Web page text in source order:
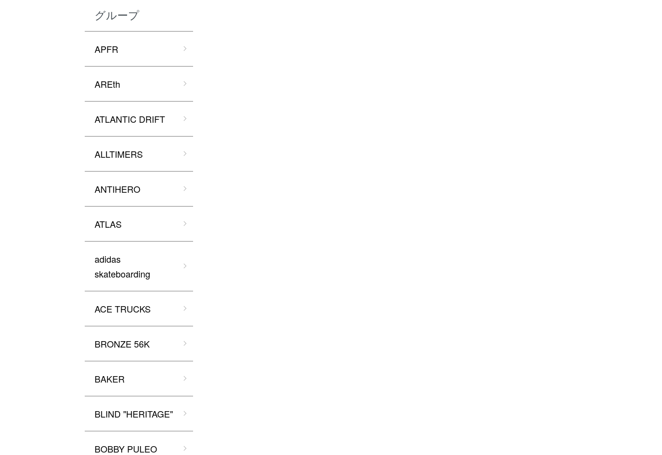
グループ
APFR
AREth
ATLANTIC DRIFT
ALLTIMERS
ANTIHERO
ATLAS
adidas
skateboarding
ACE TRUCKS
BRONZE 56K
BAKER
BLIND "HERITAGE"
BOBBY PULEO